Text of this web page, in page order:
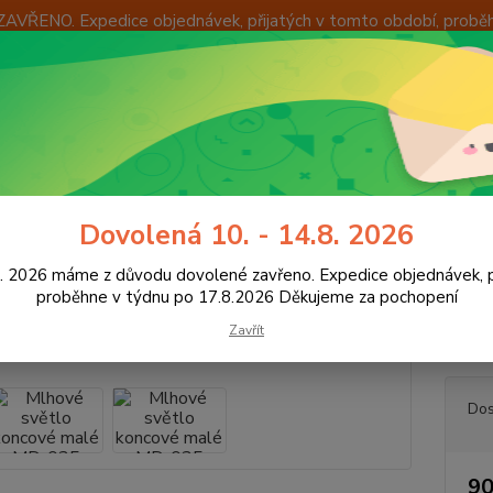
Expedice objednávek, přijatých v tomto období,
OKAMŽITÁ VÝMĚNA ZBOŽÍ
Hledat 8:00 -
Osvětlení vozidel Mlhové světlo koncové malé MD-035
světlo koncové malé MD-
Dovolená 10. - 14.8. 2026
2026 máme z důvodu dovolené zavřeno. Expedice
proběhne v týdnu po 17.8.2026 Děkujeme za pochopení
Zavřít